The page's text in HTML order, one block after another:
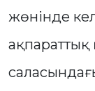
жөнінде
ақпараттық